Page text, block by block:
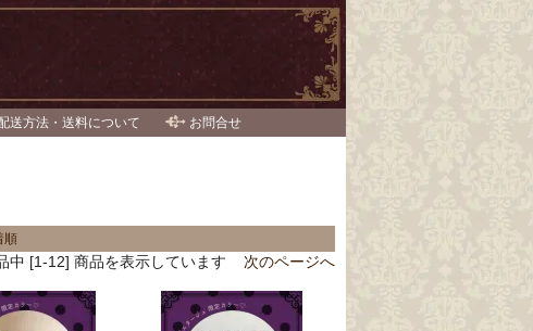
送方法・送料について お問合せ
順
中 [1-12] 商品を表示しています 次のページへ